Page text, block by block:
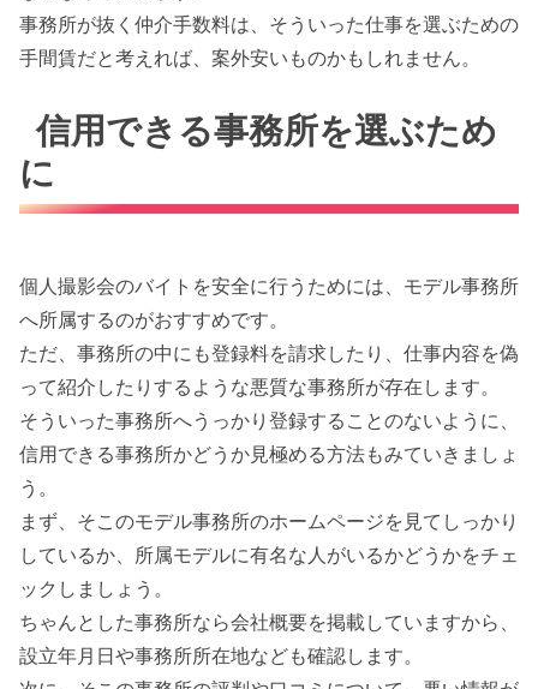
事務所が抜く仲介手数料は、そういった仕事を選ぶための
手間賃だと考えれば、案外安いものかもしれません。
信用できる事務所を選ぶため
に
個人撮影会のバイトを安全に行うためには、モデル事務所
へ所属するのがおすすめです。
ただ、事務所の中にも登録料を請求したり、仕事内容を偽
って紹介したりするような悪質な事務所が存在します。
そういった事務所へうっかり登録することのないように、
信用できる事務所かどうか見極める方法もみていきましょ
う。
まず、そこのモデル事務所のホームページを見てしっかり
しているか、所属モデルに有名な人がいるかどうかをチェ
ックしましょう。
ちゃんとした事務所なら会社概要を掲載していますから、
設立年月日や事務所所在地なども確認します。